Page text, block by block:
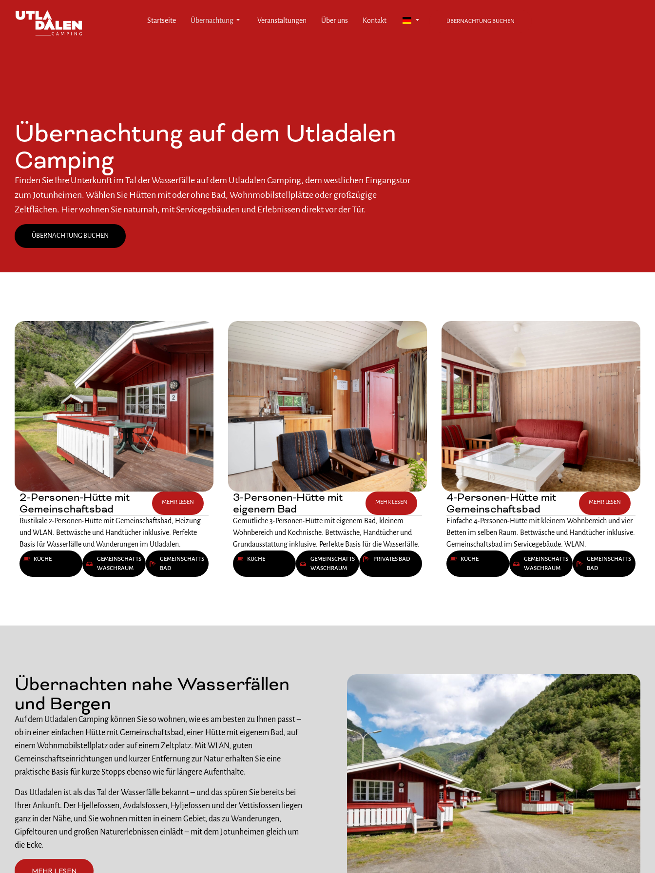
Startseite Übernachtung Veranstaltungen Über uns Kontakt ÜBERNACHTUNG BUCHEN
Übernachtung auf dem Utladalen
Camping
Finden Sie Ihre Unterkunft im Tal der Wasserfälle auf dem Utladalen Camping, dem westlichen Eingangstor
zum Jotunheimen. Wählen Sie Hütten mit oder ohne Bad, Wohnmobilstellplätze oder großzügige
Zeltflächen. Hier wohnen Sie naturnah, mit Servicegebäuden und Erlebnissen direkt vor der Tür.
ÜBERNACHTUNG BUCHEN
2-Personen-Hütte mit
Gemeinschaftsbad
MEHR LESEN
Rustikale 2-Personen-Hütte mit Gemeinschaftsbad, Heizung
und WLAN. Bettwäsche und Handtücher inklusive. Perfekte
Basis für Wasserfälle und Wanderungen im Utladalen.
KÜCHE
GEMEINSCHAFTS
WASCHRAUM
GEMEINSCHAFTS
BAD
3-Personen-Hütte mit
eigenem Bad
MEHR LESEN
Gemütliche 3-Personen-Hütte mit eigenem Bad, kleinem
Wohnbereich und Kochnische. Bettwäsche, Handtücher und
Grundausstattung inklusive. Perfekte Basis für die Wasserfälle.
KÜCHE
GEMEINSCHAFTS
WASCHRAUM
PRIVATES BAD
4-Personen-Hütte mit
Gemeinschaftsbad
MEHR LESEN
Einfache 4-Personen-Hütte mit kleinem Wohnbereich und vier
Betten im selben Raum. Bettwäsche und Handtücher inklusive.
Gemeinschaftsbad im Servicegebäude. WLAN.
KÜCHE
GEMEINSCHAFTS
WASCHRAUM
GEMEINSCHAFTS
BAD
Übernachten nahe Wasserfällen
und Bergen
Auf dem Utladalen Camping können Sie so wohnen, wie es am besten zu Ihnen passt –
ob in einer einfachen Hütte mit Gemeinschaftsbad, einer Hütte mit eigenem Bad, auf
einem Wohnmobilstellplatz oder auf einem Zeltplatz. Mit WLAN, guten
Gemeinschaftseinrichtungen und kurzer Entfernung zur Natur erhalten Sie eine
praktische Basis für kurze Stopps ebenso wie für längere Aufenthalte.
Das Utladalen ist als das Tal der Wasserfälle bekannt – und das spüren Sie bereits bei
Ihrer Ankunft. Der Hjellefossen, Avdalsfossen, Hyljefossen und der Vettisfossen liegen
ganz in der Nähe, und Sie wohnen mitten in einem Gebiet, das zu Wanderungen,
Gipfeltouren und großen Naturerlebnissen einlädt – mit dem Jotunheimen gleich um
die Ecke.
MEHR LESEN